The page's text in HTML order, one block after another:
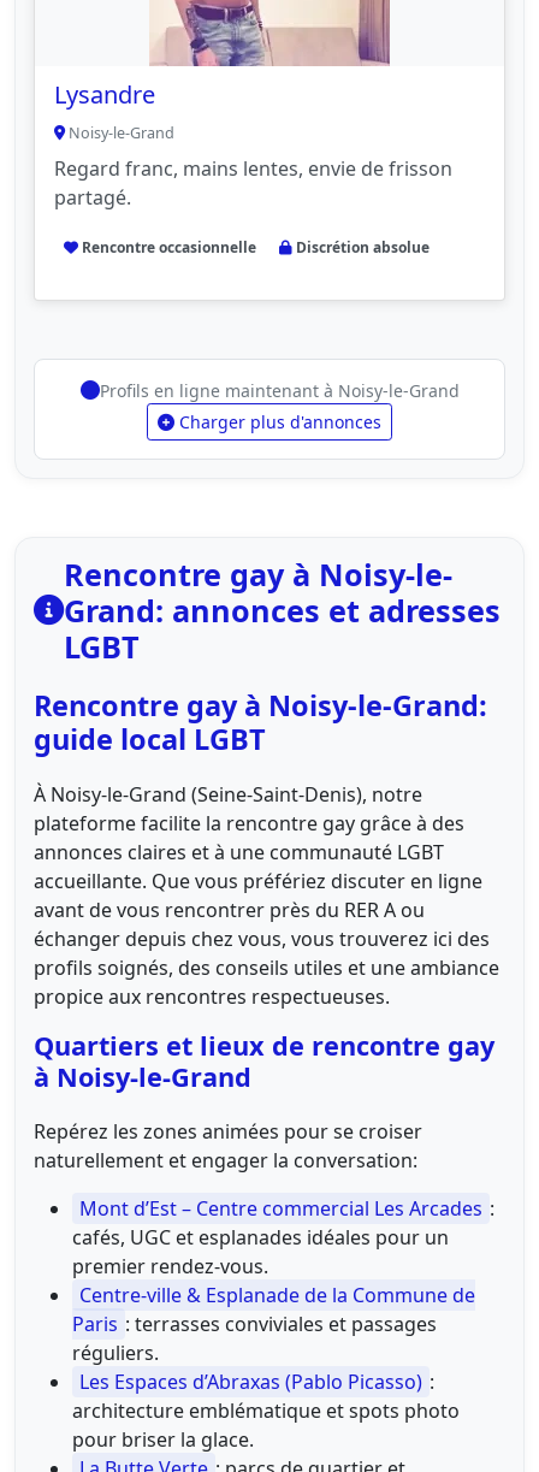
Lysandre
Noisy-le-Grand
Regard franc, mains lentes, envie de frisson
partagé.
Rencontre occasionnelle Discrétion absolue
Profils en ligne maintenant à Noisy-le-Grand
Charger plus d'annonces
Rencontre gay à Noisy-le-
Grand: annonces et adresses
LGBT
Rencontre gay à Noisy-le-Grand:
guide local LGBT
À Noisy-le-Grand (Seine-Saint-Denis), notre
plateforme facilite la rencontre gay grâce à des
annonces claires et à une communauté LGBT
accueillante. Que vous préfériez discuter en ligne
avant de vous rencontrer près du RER A ou
échanger depuis chez vous, vous trouverez ici des
profils soignés, des conseils utiles et une ambiance
propice aux rencontres respectueuses.
Quartiers et lieux de rencontre gay
à Noisy-le-Grand
Repérez les zones animées pour se croiser
naturellement et engager la conversation:
Mont d’Est – Centre commercial Les Arcades :
cafés, UGC et esplanades idéales pour un
premier rendez-vous.
Centre-ville & Esplanade de la Commune de
Paris : terrasses conviviales et passages
réguliers.
Les Espaces d’Abraxas (Pablo Picasso) :
architecture emblématique et spots photo
pour briser la glace.